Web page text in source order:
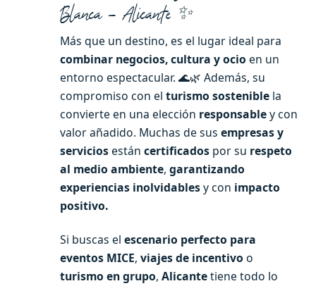
Blanca – Alicante ✨
Más que un destino, es el lugar ideal para
combinar negocios, cultura y ocio en un
entorno espectacular. 🌊🌿 Además, su
compromiso con el turismo sostenible la
convierte en una elección responsabley con
valor añadido. Muchas de sus empresas y
serviciosestán certificados por su respeto
al medio ambiente, garantizando
experiencias inolvidablesy con impacto
positivo.
Si buscas el escenario perfecto para
eventos MICE, viajes de incentivo o
turismo en grupo, Alicantetiene todo lo